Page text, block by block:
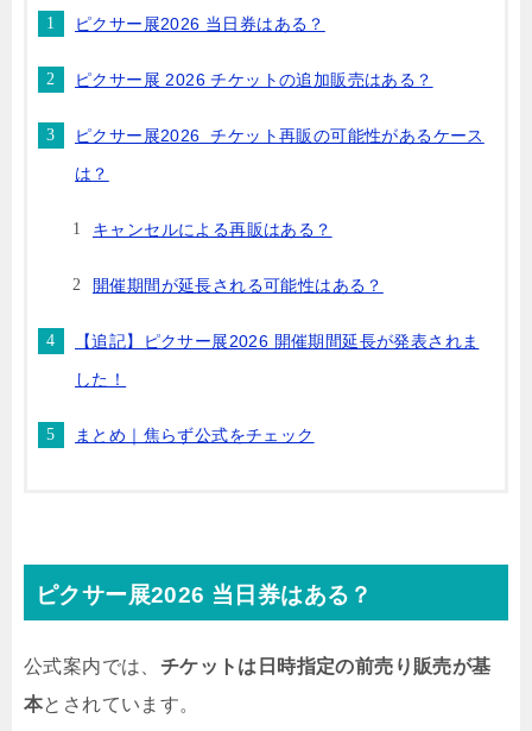
ピクサー展2026 当日券はある？
ピクサー展 2026 チケットの追加販売はある？
ピクサー展2026 チケット再販の可能性があるケース
は？
キャンセルによる再販はある？
開催期間が延長される可能性はある？
【追記】ピクサー展2026 開催期間延長が発表されま
した！
まとめ｜焦らず公式をチェック
ピクサー展2026 当日券はある？
公式案内では、 チケットは日時指定の前売り販売が基
本とされています。